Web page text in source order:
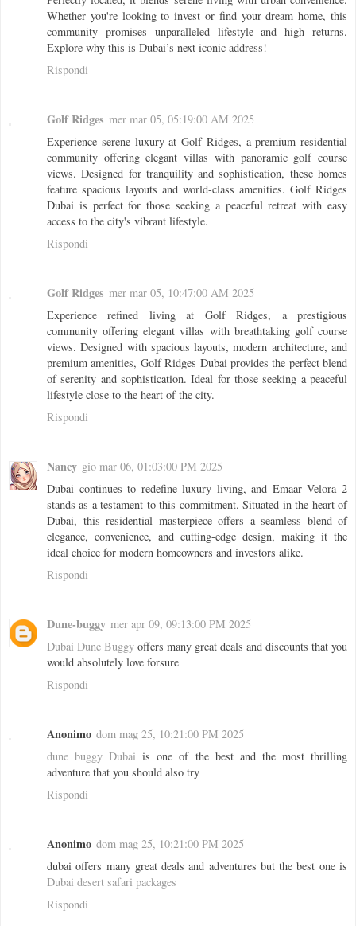
Whether you're looking to invest or find your dream home, this
community promises unparalleled lifestyle and high returns.
Explore why this is Dubai’s next iconic address!
Rispondi
Golf Ridges mer mar 05, 05:19:00 AM 2025
Experience serene luxury at Golf Ridges, a premium residential
community offering elegant villas with panoramic golf course
views. Designed for tranquility and sophistication, these homes
feature spacious layouts and world-class amenities. Golf Ridges
Dubai is perfect for those seeking a peaceful retreat with easy
access to the city's vibrant lifestyle.
Rispondi
Golf Ridges mer mar 05, 10:47:00 AM 2025
Experience refined living at Golf Ridges, a prestigious
community offering elegant villas with breathtaking golf course
views. Designed with spacious layouts, modern architecture, and
premium amenities, Golf Ridges Dubai provides the perfect blend
of serenity and sophistication. Ideal for those seeking a peaceful
lifestyle close to the heart of the city.
Rispondi
Nancy gio mar 06, 01:03:00 PM 2025
Dubai continues to redefine luxury living, and Emaar Velora 2
stands as a testament to this commitment. Situated in the heart of
Dubai, this residential masterpiece offers a seamless blend of
elegance, convenience, and cutting-edge design, making it the
ideal choice for modern homeowners and investors alike.
Rispondi
Dune-buggy mer apr 09, 09:13:00 PM 2025
Dubai Dune Buggy offers many great deals and discounts that you
would absolutely love forsure
Rispondi
Anonimo dom mag 25, 10:21:00 PM 2025
dune buggy Dubai is one of the best and the most thrilling
adventure that you should also try
Rispondi
Anonimo dom mag 25, 10:21:00 PM 2025
dubai offers many great deals and adventures but the best one is
Dubai desert safari packages
Rispondi